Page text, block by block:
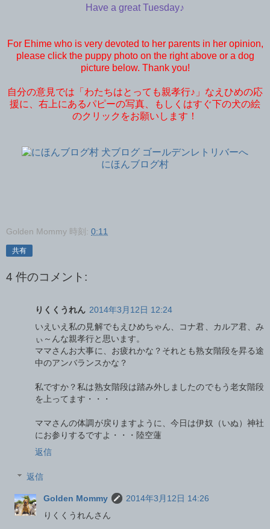
Have a great Tuesday♪
For Ehime who is very devoted to her parents in her opinion,
please click the puppy photo on the right above or a dog
picture below. Thank you!
自分の意見では「わたちはとっても親孝行♪」なえひめの応
援に、右上にあるパピーの写真、もしくはすぐ下の犬の絵
のクリックをお願いします！
にほんブログ村
Golden Mommy 時刻: 0:11
共有
4 件のコメント:
りくくうれん 2014年3月12日 12:24
いえいえ私の見解でもえひめちゃん、コナ君、カルア君、み
ぃ～んな親孝行と思います。
ママさんお大事に、お疲れかな？それとも熟女階段を昇る途
中のアンバランスかな？
私ですか？私は熟女階段は踏み外しましたのでもう老女階段
を上ってます・・・
ママさんの体調が戻りますように、今日は伊奴（いぬ）神社
にお参りするですよ・・・陸空蓮
返信
返信
Golden Mommy
2014年3月12日 14:26
りくくうれんさん